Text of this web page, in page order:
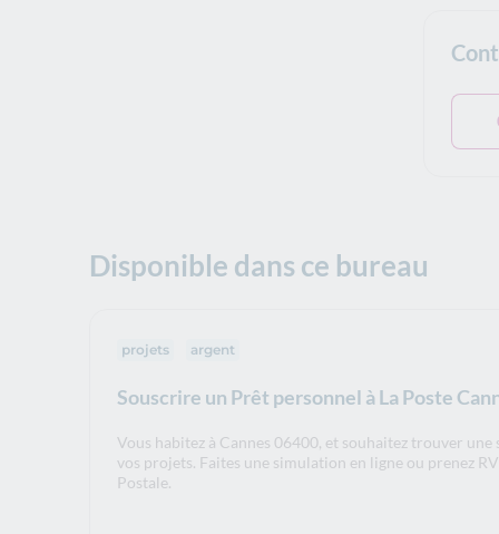
Disponible dans ce bureau
Souscrire un Prêt personnel à La Poste
projets argent
Vous habitez à Cannes 06400, et souhaitez trouver
vos projets. Faites une simulation en ligne ou prenez
Postale.